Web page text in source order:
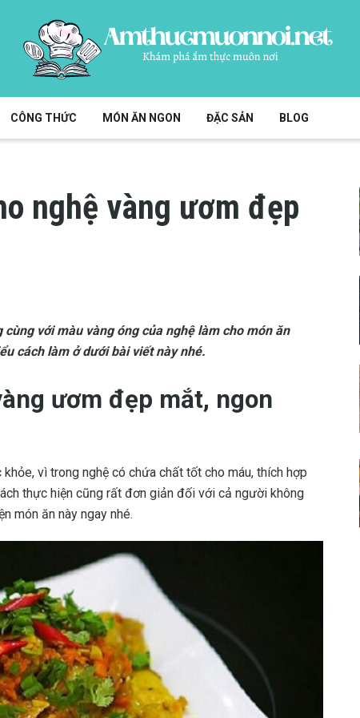
CÔNG THỨC MÓN ĂN NGON ĐẶC SẢN BLOG
nghệ vàng ươm đẹp
với màu vàng óng của nghệ làm cho món ăn
cách làm ở dưới bài viết này nhé.
ươm đẹp mắt, ngon
vì trong nghệ có chứa chất tốt cho máu, thích hợp
thực hiện cũng rất đơn giản đối với cả người không
món ăn này ngay nhé.